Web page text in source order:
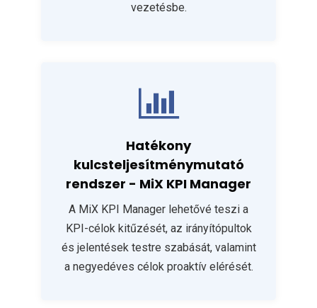
vezetésbe.
Hatékony
kulcsteljesítménymutató
rendszer - MiX KPI Manager
A MiX KPI Manager lehetővé teszi a
KPI-célok kitűzését, az irányítópultok
és jelentések testre szabását, valamint
a negyedéves célok proaktív elérését.